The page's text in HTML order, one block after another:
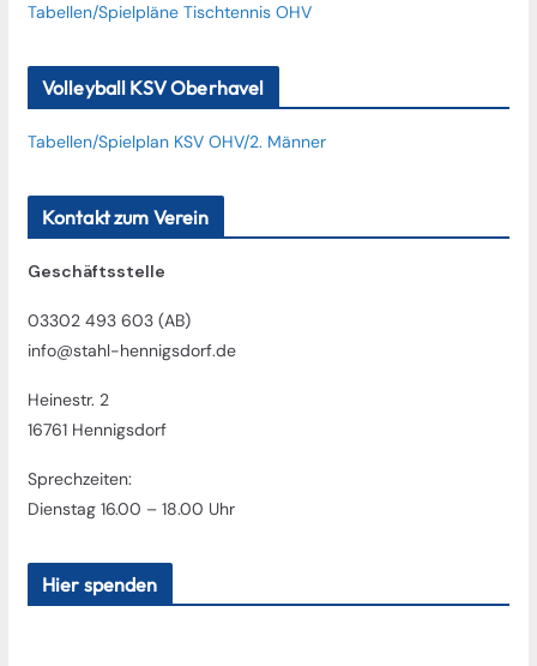
Tabellen/Spielpläne Tischtennis OHV
Volleyball KSV Oberhavel
Tabellen/Spielplan KSV OHV/2. Männer
Kontakt zum Verein
Geschäftsstelle
03302 493 603 (AB)
info@stahl-hennigsdorf.de
Heinestr. 2
16761 Hennigsdorf
Sprechzeiten:
Dienstag 16.00 – 18.00 Uhr
Hier spenden